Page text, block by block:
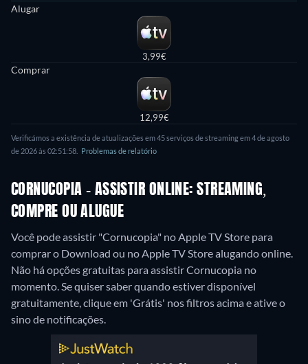
Alugar
3,99€
Comprar
12,99€
Verificámos a existência de atualizações em 45 serviços de streaming em 4 de agosto
de 2026 às 02:51:58.
Problemas de relatório
CORNUCOPIA - ASSISTIR ONLINE: STREAMING,
COMPRE OU ALUGUE
Você pode assistir "Cornucopia" no Apple TV Store para
comprar o Download ou no Apple TV Store alugando online.
Não há opções gratuitas para assistir Cornucopia no
momento. Se quiser saber quando estiver disponível
gratuitamente, clique em 'Grátis' nos filtros acima e ative o
sino de notificações.